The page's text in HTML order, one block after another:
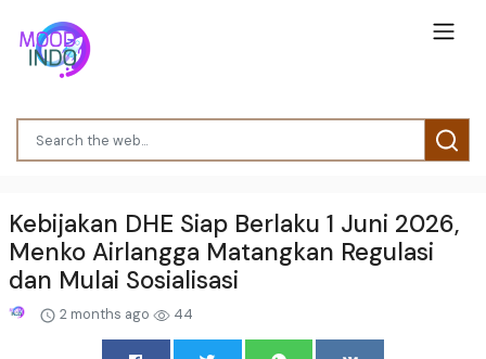
Kebijakan DHE Siap Berlaku 1 Juni 2026,
Menko Airlangga Matangkan Regulasi
dan Mulai Sosialisasi
2 months ago 44